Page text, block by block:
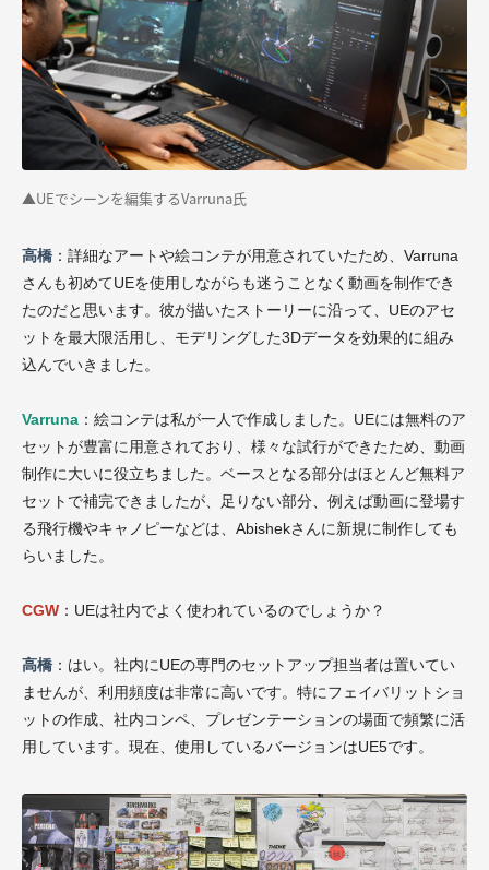
▲UEでシーンを編集するVarruna氏
高橋 ：詳細なアートや絵コンテが用意されていたため、Varruna
さんも初めてUEを使用しながらも迷うことなく動画を制作でき
たのだと思います。彼が描いたストーリーに沿って、UEのアセ
ットを最大限活用し、モデリングした3Dデータを効果的に組み
込んでいきました。
Varruna ：絵コンテは私が一人で作成しました。UEには無料のア
セットが豊富に用意されており、様々な試行ができたため、動画
制作に大いに役立ちました。ベースとなる部分はほとんど無料ア
セットで補完できましたが、足りない部分、例えば動画に登場す
る飛行機やキャノピーなどは、Abishekさんに新規に制作しても
らいました。
CGW ：UEは社内でよく使われているのでしょうか？
高橋 ：はい。社内にUEの専門のセットアップ担当者は置いてい
ませんが、利用頻度は非常に高いです。特にフェイバリットショ
ットの作成、社内コンペ、プレゼンテーションの場面で頻繁に活
用しています。現在、使用しているバージョンはUE5です。